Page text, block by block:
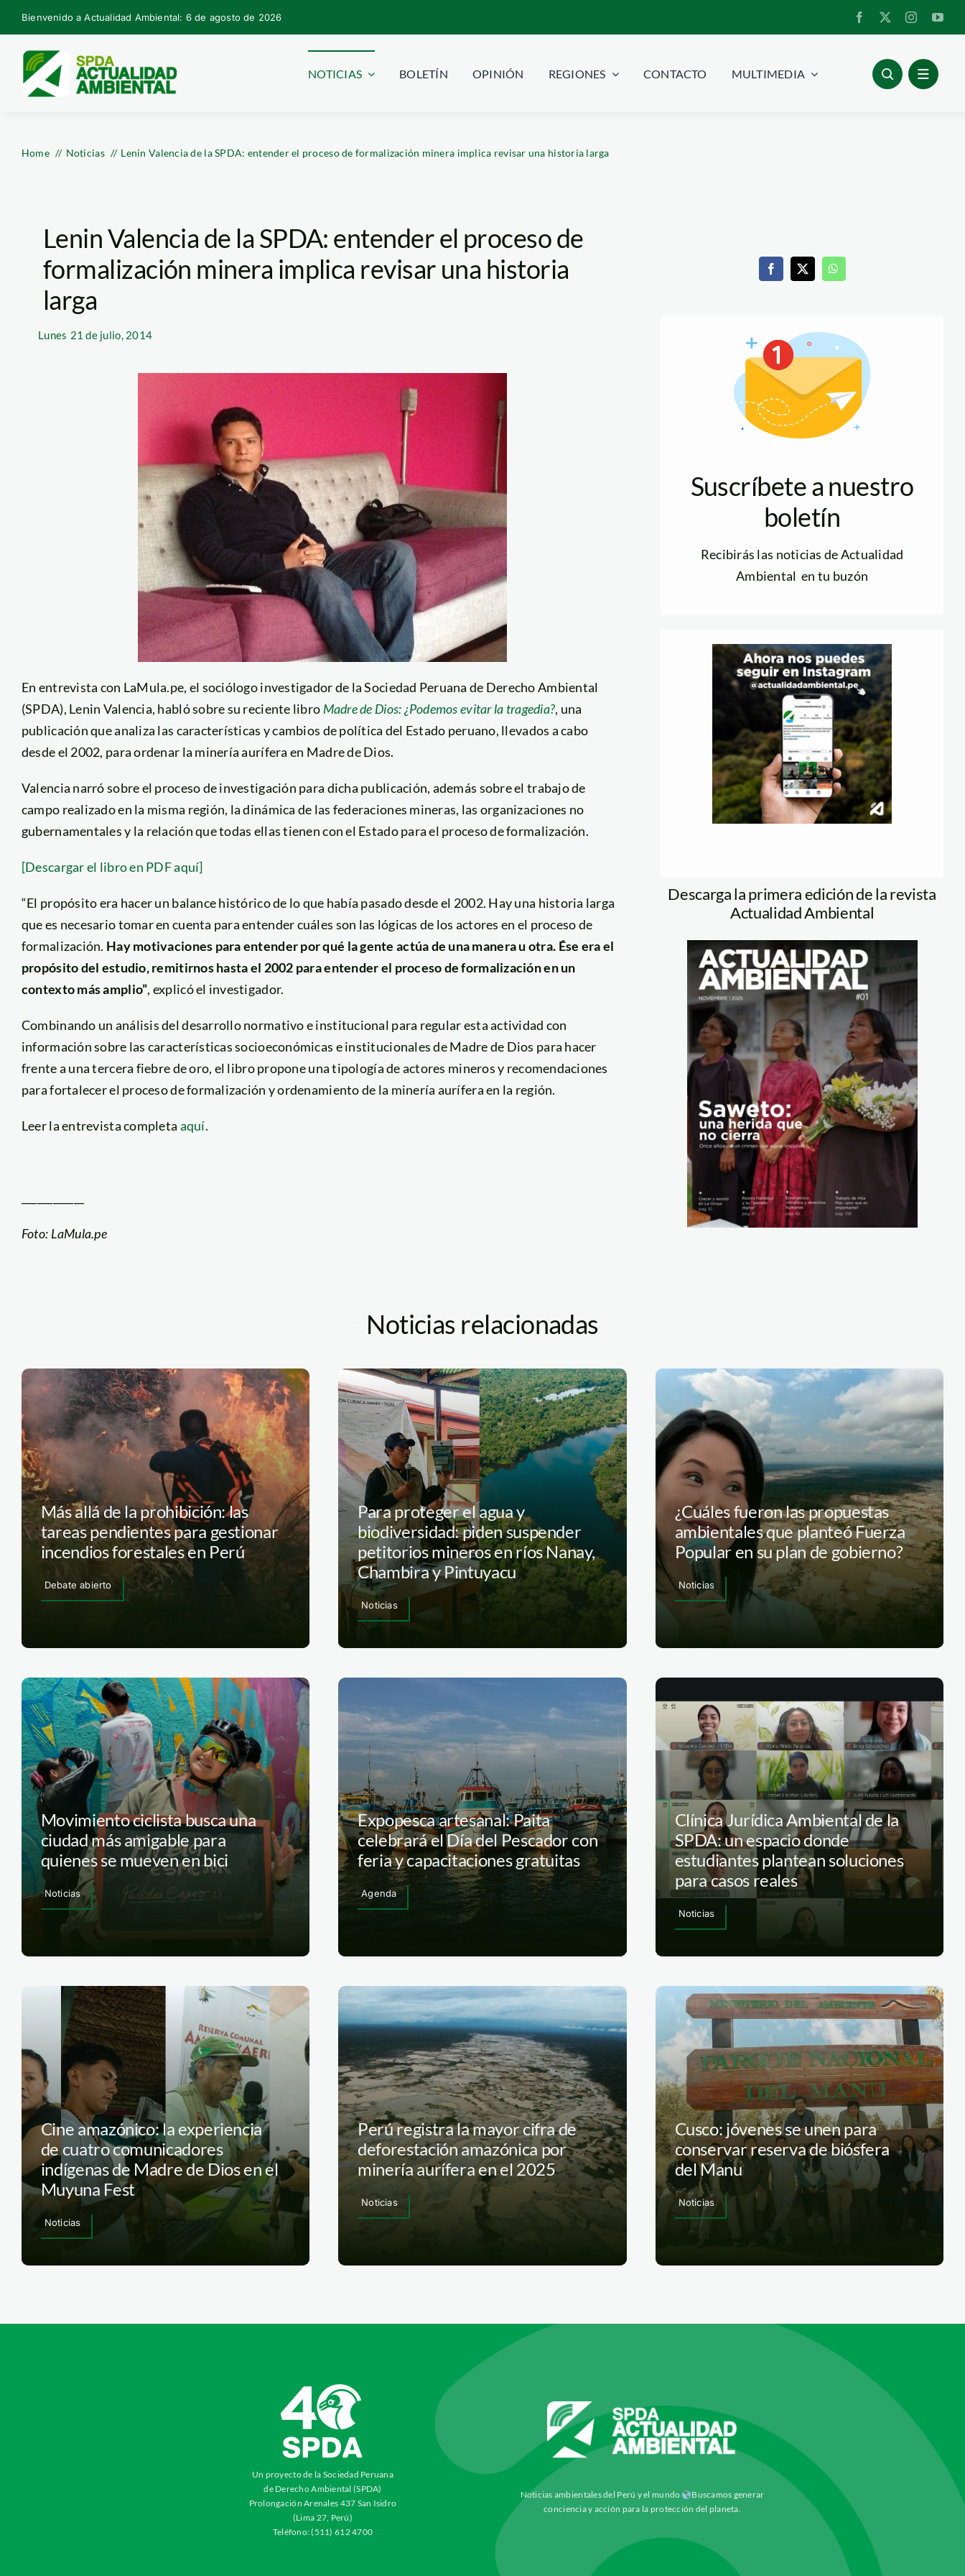
Skip
to
content
Bienvenido a Actualidad Ambiental: 6 de agosto de 2026
NOTICIAS BOLETÍN OPINIÓN REGIONES CONTACTO MULTIMEDIA
Home Noticias Lenin Valencia de la SPDA: entender el proceso de formalización minera implica revisar una historia larga
Lenin Valencia de la SPDA: entender el proceso de
formalización minera implica revisar una historia
larga
Lunes 21 de julio, 2014
En entrevista con LaMula.pe, el sociólogo investigador de la Sociedad Peruana de Derecho Ambiental
(SPDA), Lenin Valencia, habló sobre su reciente libro Madre de Dios: ¿Podemos evitar la tragedia?, una
publicación que analiza las características y cambios de política del Estado peruano, llevados a cabo
desde el 2002, para ordenar la minería aurífera en Madre de Dios.
Valencia narró sobre el proceso de investigación para dicha publicación, además sobre el trabajo de
campo realizado en la misma región, la dinámica de las federaciones mineras, las organizaciones no
gubernamentales y la relación que todas ellas tienen con el Estado para el proceso de formalización.
[Descargar el libro en PDF aquí]
“El propósito era hacer un balance histórico de lo que había pasado desde el 2002. Hay una historia larga
que es necesario tomar en cuenta para entender cuáles son las lógicas de los actores en el proceso de
formalización. Hay motivaciones para entender por qué la gente actúa de una manera u otra. Ése era el
propósito del estudio, remitirnos hasta el 2002 para entender el proceso de formalización en un
contexto más amplio”, explicó el investigador.
Combinando un análisis del desarrollo normativo e institucional para regular esta actividad con
información sobre las características socioeconómicas e institucionales de Madre de Dios para hacer
frente a una tercera fiebre de oro, el libro propone una tipología de actores mineros y recomendaciones
para fortalecer el proceso de formalización y ordenamiento de la minería aurífera en la región.
Leer la entrevista completa aquí.
Foto: LaMula.pe
Suscríbete a nuestro
boletín
Recibirás las noticias de Actualidad
Ambiental en tu buzón
Descarga la primera edición de la revista
Actualidad Ambiental
Noticias relacionadas
Más allá de la prohibición: las
tareas pendientes para gestionar
incendios forestales en Perú
Debate abierto
Para proteger el agua y
biodiversidad: piden suspender
petitorios mineros en ríos Nanay,
Chambira y Pintuyacu
Noticias
¿Cuáles fueron las propuestas
ambientales que planteó Fuerza
Popular en su plan de gobierno?
Noticias
Movimiento ciclista busca una
ciudad más amigable para
quienes se mueven en bici
Noticias
Expopesca artesanal: Paita
celebrará el Día del Pescador con
feria y capacitaciones gratuitas
Agenda
Clínica Jurídica Ambiental de la
SPDA: un espacio donde
estudiantes plantean soluciones
para casos reales
Noticias
Cine amazónico: la experiencia
de cuatro comunicadores
indígenas de Madre de Dios en el
Muyuna Fest
Noticias
Perú registra la mayor cifra de
deforestación amazónica por
minería aurífera en el 2025
Noticias
Cusco: jóvenes se unen para
conservar reserva de biósfera
del Manu
Noticias
Un proyecto de la Sociedad Peruana
de Derecho Ambiental (SPDA)
Prolongación Arenales 437 San Isidro
(Lima 27, Perú)
Teléfono: (511) 612 4700
Noticias ambientales del Perú y el mundo
Buscamos generar
conciencia y acción para la protección del planeta.